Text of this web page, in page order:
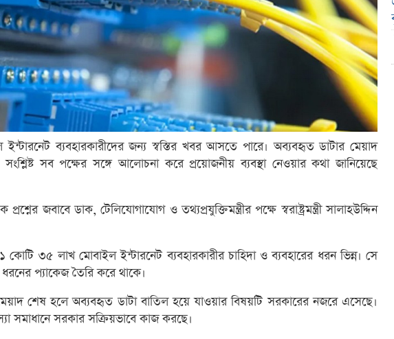
ইন্টারনেট ব্যবহারকারীদের জন্য স্বস্তির খবর আসতে পারে। অব্যবহৃত ডাটার মেয়াদ
সব পক্ষের সঙ্গে আলোচনা করে প্রয়োজনীয় ব্যবস্থা নেওয়ার কথা জানিয়েছে
জবাবে ডাক, টেলিযোগাযোগ ও তথ্যপ্রযুক্তিমন্ত্রীর পক্ষে স্বরাষ্ট্রমন্ত্রী সালাহউদ্দিন
কোটি ৩৫ লাখ মোবাইল ইন্টারনেট ব্যবহারকারীর চাহিদা ও ব্যবহারের ধরন ভিন্ন। সে
ধরনের প্যাকেজ তৈরি করে থাকে।
শেষ হলে অব্যবহৃত ডাটা বাতিল হয়ে যাওয়ার বিষয়টি সরকারের নজরে এসেছে।
সমাধানে সরকার সক্রিয়ভাবে কাজ করছে।